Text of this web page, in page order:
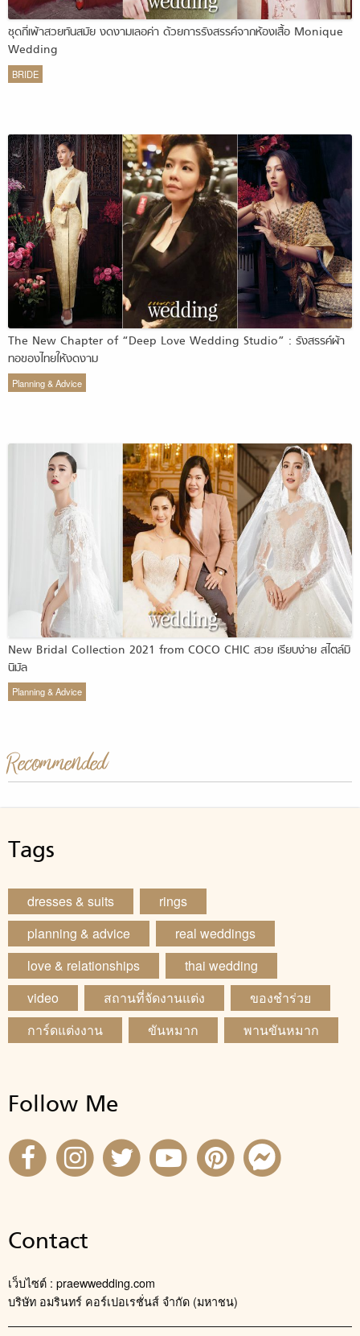
ชุดกี่เพ้าสวยทันสมัย งดงามเลอค่า ด้วยการรังสรรค์จากห้องเสื้อ Monique
Wedding
BRIDE
The New Chapter of “Deep Love Wedding Studio” : รังสรรค์ผ้า
ทอของไทยให้งดงาม
Planning & Advice
New Bridal Collection 2021 from COCO CHIC สวย เรียบง่าย สไตล์มิ
นิมัล
Planning & Advice
Recommended
Tags
dresses & suits
rings
planning & advice
real weddings
love & relationships
thai wedding
video
สถานที่จัดงานแต่ง
ของชำร่วย
การ์ดแต่งงาน
ขันหมาก พานขันหมาก
Follow Me
Contact
เว็บไซต์ : praewwedding.com
บริษัท อมรินทร์ คอร์เปอเรชั่นส์ จำกัด (มหาชน)